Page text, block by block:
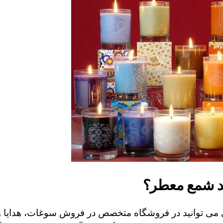
شمع معطر؟
می توانید در فروشگاه متخصص در فروش سوغات، هدایا